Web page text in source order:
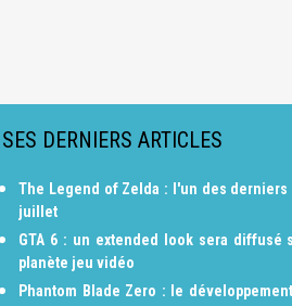
SES DERNIERS ARTICLES
The Legend of Zelda : l'un des
juillet
GTA 6 : un extended look sera diffusé
planète jeu vidéo
Phantom Blade Zero : le